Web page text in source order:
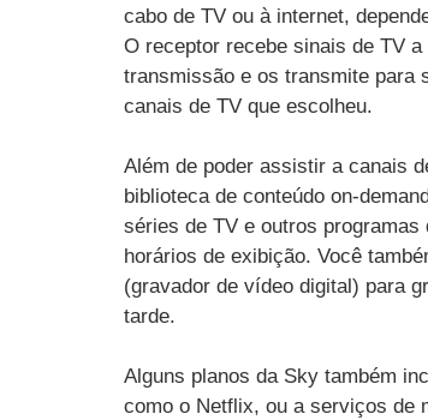
cabo de TV ou à internet,
O receptor recebe sinais de TV
transmissão e os transmite para
canais de TV que escolheu.
Além de poder assistir a canais
biblioteca de conteúdo on-
séries de TV e outros
horários de exibição. Você
(gravador de vídeo digital) para
tarde.
Alguns planos da Sky também
como o Netflix, ou a serviços de